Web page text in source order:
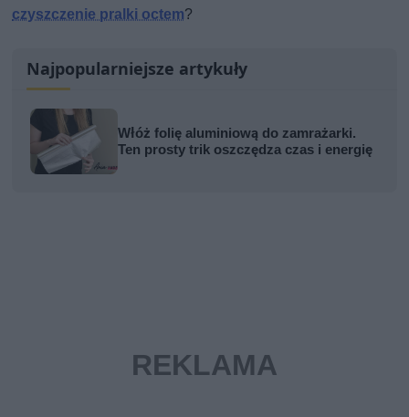
czyszczenie pralki octem?
Najpopularniejsze artykuły
Włóż folię aluminiową do zamrażarki.
Ten prosty trik oszczędza czas i energię